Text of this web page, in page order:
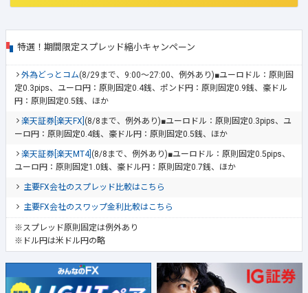
特選！期間限定スプレッド縮小キャンペーン
外為どっとコム(8/29まで、9:00～27:00、例外あり)■ユーロドル：原則固
定0.3pips、ユーロ円：原則固定0.4銭、ポンド円：原則固定0.9銭、豪ドル
円：原則固定0.5銭、ほか
楽天証券[楽天FX] (8/8まで、例外あり)■ユーロドル：原則固定0.3pips、ユ
ーロ円：原則固定0.4銭、豪ドル円：原則固定0.5銭、ほか
楽天証券[楽天MT4] (8/8まで、例外あり)■ユーロドル：原則固定0.5pips、
ユーロ円：原則固定1.0銭、豪ドル円：原則固定0.7銭、ほか
主要FX会社のスプレッド比較はこちら
主要FX会社のスワップ金利比較はこちら
※スプレッド原則固定は例外あり
※ドル円は米ドル円の略